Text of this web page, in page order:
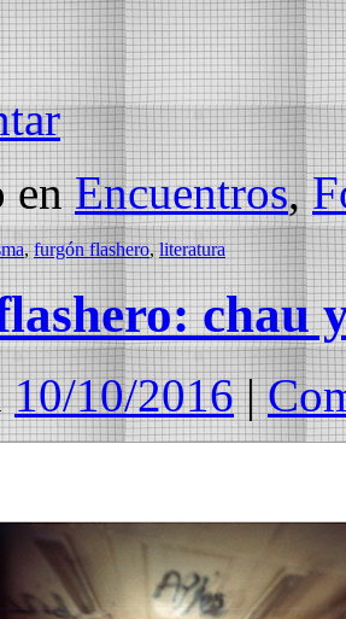
en Encuentros,
,furgón flashero,literatura
chau
10/10/2016 |